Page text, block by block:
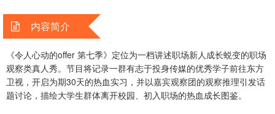
20250924中纯享
20250926加更 20250927陪看 20250928上班那点事儿
20251001上 20251001上纯享 20251001中
内容简介
《令人心动的offer 第七季》定位为一档讲述职场新人成长蜕变的职场
观察类真人秀。节目将记录一群有志于投身传媒的优秀学子前往东方
卫视，开启为期30天的热血实习，并以嘉宾观察团的观察推理引发话
题讨论，描绘大学生群体离开校园、初入职场的热血成长图鉴。